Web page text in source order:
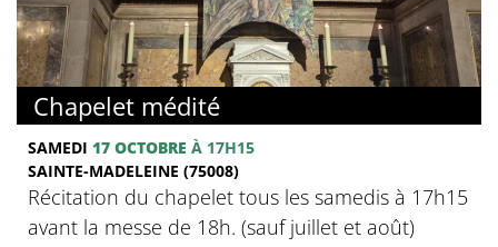
Chapelet médité
SAMEDI 17 OCTOBRE À 17H15
SAINTE-MADELEINE (75008)
Récitation du chapelet tous les samedis à 17h15
avant la messe de 18h. (sauf juillet et août)